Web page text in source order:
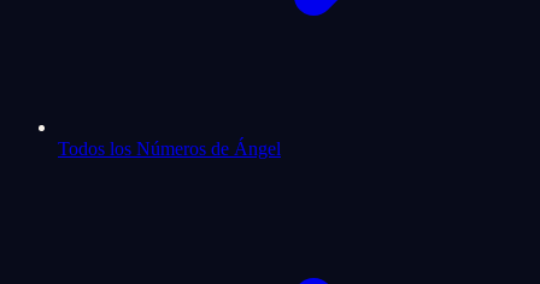
Todos los Números de Ángel